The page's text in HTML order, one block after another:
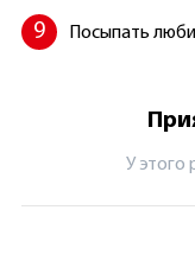
Посыпать
У этого